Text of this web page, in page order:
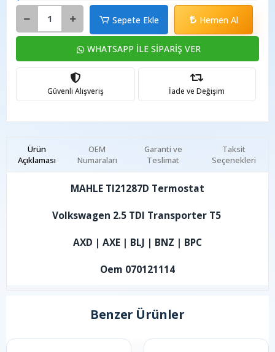
Sepete Ekle Hemen Al
WHATSAPP İLE SİPARİŞ VER
Güvenli Alışveriş İade ve Değişim
Ürün
Açıklaması
Garanti ve
Teslimat
Taksit
Seçenekleri
OEM
Numaraları
MAHLE TI21287D Termostat
Volkswagen 2.5 TDI Transporter T5
AXD | AXE | BLJ | BNZ | BPC
Oem 070121114
Benzer Ürünler